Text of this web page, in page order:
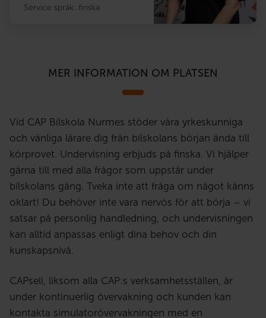
Service språk: finska
MER INFORMATION OM PLATSEN
Vid CAP Bilskola Nurmes stöder våra yrkeskunniga
och vänliga lärare dig från bilskolans början ända till
körprovet. Undervisning erbjuds på finska. Vi hjälper
gärna till med alla frågor som uppstår under
bilskolans gång. Tveka inte att fråga om något känns
oklart! Du behöver inte vara nervös för att börja – vi
satsar på personlig handledning, och undervisningen
kan alltid anpassas enligt dina behov och din
kunskapsnivå.
CAPseli, liksom alla CAP:s verksamhetsställen, är
under kontinuerlig övervakning och kunden kan
kontakta simulatorövervakningen med en